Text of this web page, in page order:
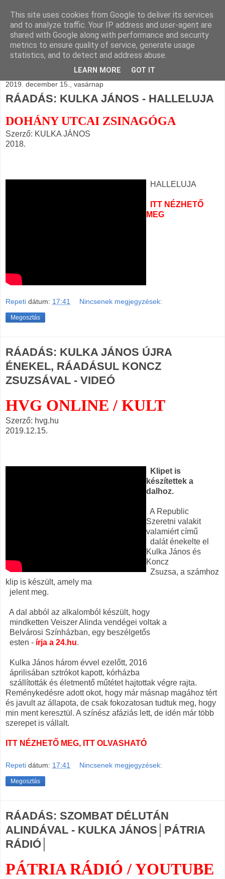
BLOGÁSZAT, napi
blogjava
2019. december 15., vasárnap
RÁADÁS: KULKA JÁNOS - HALLELUJA
DOHÁNY UTCAI ZSINAGÓGA
Szerző: KULKA JÁNOS
2018.
HALLELUJA
ITT NÉZHETŐ
MEG
Repeti dátum: 17:41 Nincsenek megjegyzések:
Megosztás
RÁADÁS: KULKA JÁNOS ÚJRA
ÉNEKEL, RÁADÁSUL KONCZ
ZSUZSÁVAL - VIDEÓ
HVG ONLINE / KULT
Szerző: hvg.hu
2019.12.15.
Klipet is
készítettek a
dalhoz.
A Republic
Szeretni valakit
valamiért című
dalát énekelte el
Kulka János és
Koncz
Zsuzsa, a számhoz
klip is készült, amely ma
jelent meg.
A dal abból az alkalomból készült, hogy
mindketten Veiszer Alinda vendégei voltak a
Belvárosi Színházban, egy beszélgetős
esten - írja a 24.hu.
Kulka János három évvel ezelőtt, 2016
áprilisában sztrókot kapott, kórházba
szállították és életmentő műtétet hajtottak végre rajta.
Reménykedésre adott okot, hogy már másnap magához tért
és javult az állapota, de csak fokozatosan tudtuk meg, hogy
min ment keresztül. A színész afáziás lett, de idén már több
szerepet is vállalt.
ITT NÉZHETŐ MEG, ITT OLVASHATÓ
Repeti dátum: 17:41 Nincsenek megjegyzések:
Megosztás
RÁADÁS: SZOMBAT DÉLUTÁN
ALINDÁVAL - KULKA JÁNOS│PÁTRIA
RÁDIÓ│
PÁTRIA RÁDIÓ / YOUTUBE
This site uses cookies from Google to deliver its services
and to analyze traffic. Your IP address and user-agent are
shared with Google along with performance and security
metrics to ensure quality of service, generate usage
statistics, and to detect and address abuse.
LEARN MORE GOT IT